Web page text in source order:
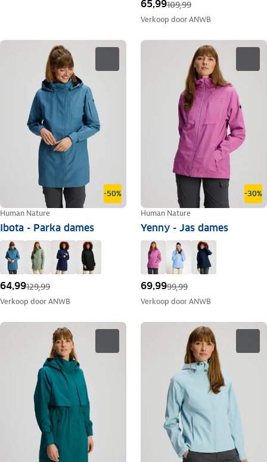
65,99109,99
Verkoop doorANWB
-50%
Human Nature
Ibota - Parka dames
64,99129,99
Verkoop doorANWB
-30%
Human Nature
Yenny - Jas dames
69,9999,99
Verkoop doorANWB